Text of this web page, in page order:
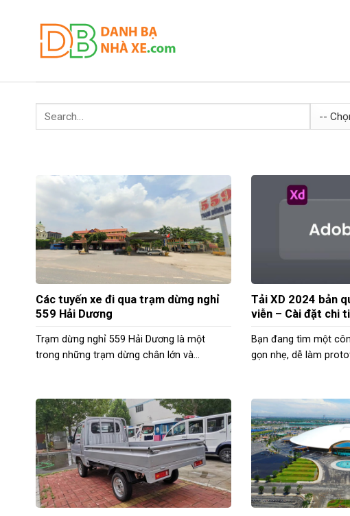
Các tuyến xe đi qua trạm dừng nghỉ
559 Hải Dương
Trạm dừng nghỉ 559 Hải Dương là một
trong những trạm dừng chân lớn và...
Tải XD 2024 bản
viễn – Cài đặt chi
Bạn đang tìm một
gọn nhẹ, dễ làm